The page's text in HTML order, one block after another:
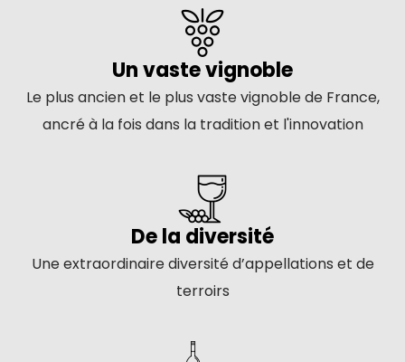
Un vaste vignoble
Le plus ancien et le plus vaste vignoble de France,
ancré à la fois dans la tradition et l'innovation
De la diversité
Une extraordinaire diversité d’appellations et de
terroirs